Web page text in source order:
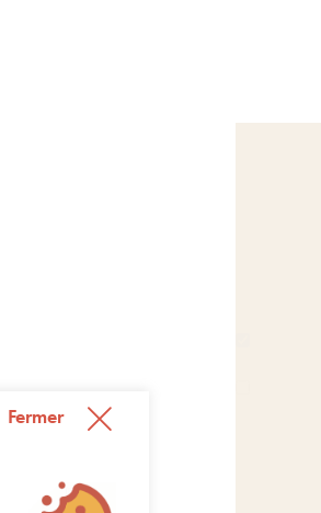
Score
Fermer